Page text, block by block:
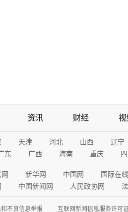
资讯 财经 视
天津 河北 山西 辽宁
东 广西 海南 重庆 四
新华网 中国网 国际在线
中国新闻网 人民政协网
不良信息举报 互联网新闻信息服务许可